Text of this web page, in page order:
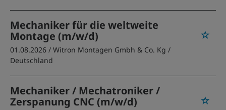
Mechaniker für die weltweite
Montage (m/w/d)
01.08.2026 / Witron Montagen Gmbh & Co. Kg /
Deutschland
Mechaniker / Mechatroniker /
Zerspanung CNC (m/w/d)